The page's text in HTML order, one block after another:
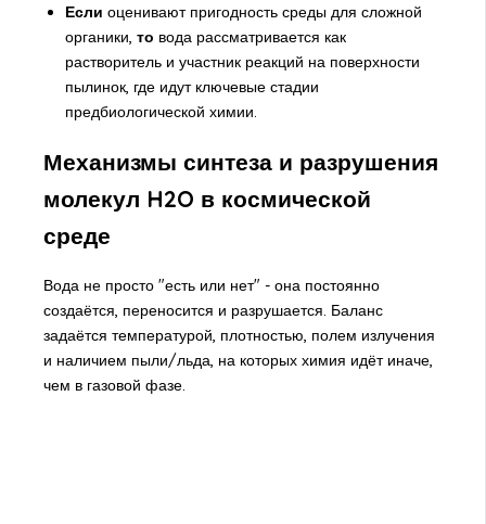
Если оценивают пригодность среды для сложной
органики, то вода рассматривается как
растворитель и участник реакций на поверхности
пылинок, где идут ключевые стадии
предбиологической химии.
Механизмы синтеза и разрушения
молекул H2O в космической
среде
Вода не просто "есть или нет" - она постоянно
создаётся, переносится и разрушается. Баланс
задаётся температурой, плотностью, полем излучения
и наличием пыли/льда, на которых химия идёт иначе,
чем в газовой фазе.